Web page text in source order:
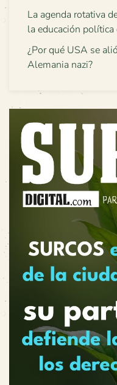
La agenda rotativa
la educación
¿Por qué USA se
Alemania nazi?